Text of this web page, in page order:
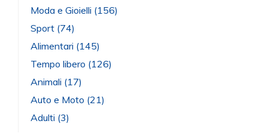
Moda e Gioielli (156)
Sport (74)
Alimentari (145)
Tempo libero (126)
Animali (17)
Auto e Moto (21)
Adulti (3)